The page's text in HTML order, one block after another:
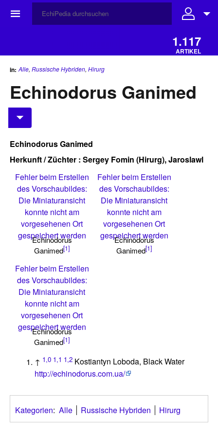
☰
1.117
ARTIKEL
in: Alle, Russische Hybriden, Hirurg
Echinodorus Ganimed
Echinodorus Ganimed
Herkunft / Züchter : Sergey Fomin (Hirurg), Jaroslawl
Fehler beim Erstellen
des Vorschaubildes:
Die Miniaturansicht
konnte nicht am
vorgesehenen Ort
gespeichert werden
Echinodorus
Ganimed[1]
Fehler beim Erstellen
des Vorschaubildes:
Die Miniaturansicht
konnte nicht am
vorgesehenen Ort
gespeichert werden
Echinodorus
Ganimed[1]
Fehler beim Erstellen
des Vorschaubildes:
Die Miniaturansicht
konnte nicht am
vorgesehenen Ort
gespeichert werden
Echinodorus
Ganimed[1]
↑ 1,0 1,1 1,2 Kostiantyn Loboda, Black Water
http://echinodorus.com.ua/
Kategorien: Alle Russische Hybriden Hirurg